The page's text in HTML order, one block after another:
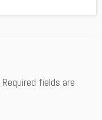
Required fields are